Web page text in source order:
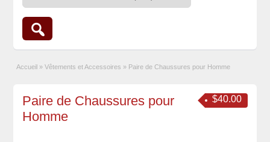
Accueil » Vêtements et Accessoires » Paire de Chaussures pour Homme
$40.00
Paire de Chaussures pour
Homme